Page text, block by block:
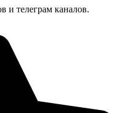
и телеграм каналов.